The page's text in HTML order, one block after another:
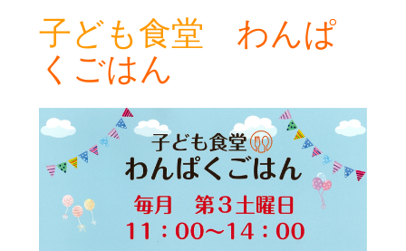
子ども食堂 わんぱ
くごはん